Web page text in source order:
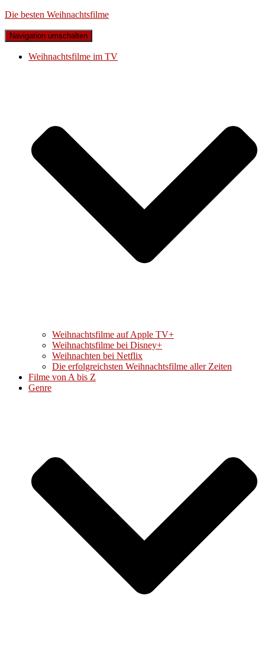
Die besten Weihnachtsfilme
Navigation umschalten
Weihnachtsfilme im TV
Weihnachtsfilme auf Apple TV+
Weihnachtsfilme bei Disney+
Weihnachten bei Netflix
Die erfolgreichsten Weihnachtsfilme aller Zeiten
Filme von A bis Z
Genre